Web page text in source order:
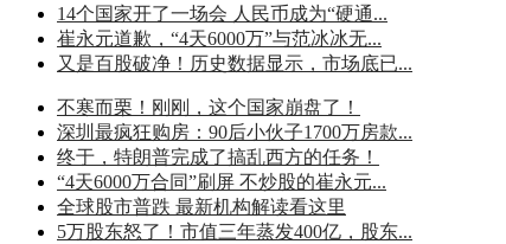
14个国家开了一场会 人民币成为“硬通...
崔永元道歉，“4天6000万”与范冰冰无...
又是百股破净！历史数据显示，市场底已...
不寒而栗！刚刚，这个国家崩盘了！
深圳最疯狂购房：90后小伙子1700万房款...
终于，特朗普完成了搞乱西方的任务！
“4天6000万合同”刷屏 不炒股的崔永元...
全球股市普跌 最新机构解读看这里
5万股东怒了！市值三年蒸发400亿，股东...